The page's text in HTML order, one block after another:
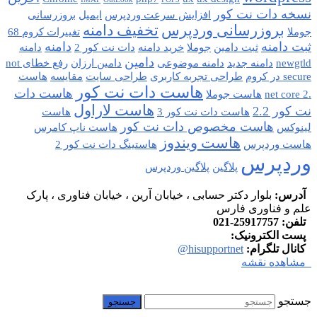
نسخه دات نت کور افزایش سرعت وردپرس ایمیل بروزرسانی
جوملا بروزرسانی وردپرس تخفیف دامنه تغییرات کروم 68
ثبت دامنه ثبت دامین جوملا خرید دامنه دات نت کور 2 دامنه دامنه
newgtld دامنه جدید دامنه موضوعی دامین دامین ارزان
رفع خطای not
secure در کروم
طراحی تجربه کاربری طراحی سایت مقایسه هاست
.net core 2
هاست جوملا هاست دات نت کور هاست دات
نت کور 2.2
هاست دات نت کور 3 هاست لاراول هاست
لینوکس هاست مخصوص دات نت کور هاست ناپ کامرس
هاست وردپرس هاست ویندوز هاستینگ دات نت کور 2
وردپرس پلاگین پلاگین وردپرس
آدرس: بلوار دکتر حسابی ، خیابان آرین ، خیابان فناوری ، پارک
علم و فناوری فارس
تلفن: 25917757-021
پست الکترونیک:
کانال تلگرام: hisupportnet@
مشاهده نقشه
جستجو